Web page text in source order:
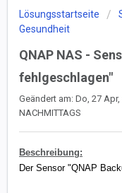
Lösungsstartseite
Gesundheit
QNAP NAS -
fehlgeschlagen"
Geändert am: Do, 27
NACHMITTAGS
Beschreibung:
Der Sensor "QNAP Ba